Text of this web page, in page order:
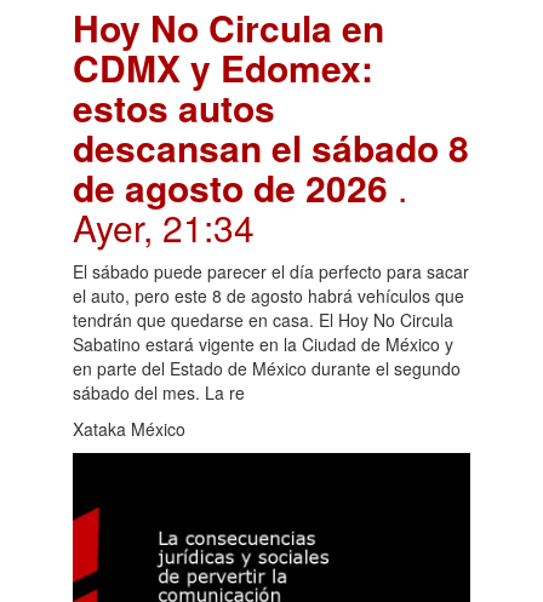
Hoy No Circula en
CDMX y Edomex:
estos autos
descansan el sábado 8
de agosto de 2026 .
Ayer, 21:34
El sábado puede parecer el día perfecto para sacar
el auto, pero este 8 de agosto habrá vehículos que
tendrán que quedarse en casa. El Hoy No Circula
Sabatino estará vigente en la Ciudad de México y
en parte del Estado de México durante el segundo
sábado del mes. La re
Xataka México